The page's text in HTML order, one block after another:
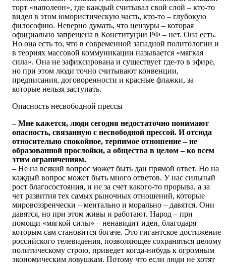
торт «наполеон», где каждый считывал свой слой – кто-то
видел в этом юмористическую часть, кто-то – глубокую
философию. Неверно думать, что цензуры – которая
официально запрещена в Конституции РФ – нет. Она есть.
Но она есть то, что в современной западной политологии и
в теориях массовой коммуникации называется «мягкая
сила». Она не зафиксирована и существует где-то в эфире,
но при этом люди точно считывают конвенции,
предписания, договоренности и красные флажки, за
которые нельзя заступать.
Опасность несвободной прессы
– Мне кажется, люди сегодня недостаточно понимают
опасность, связанную с несвободной прессой. И отсюда
относительно спокойное, терпимое отношение – не
образованной прослойки, а общества в целом – ко всем
этим ограничениям.
– Не на всякий вопрос может быть дан прямой ответ. Но на
каждый вопрос может быть много ответов. У нас сильный
рост благосостояния, и не за счет какого-то прорыва, а за
чет развития тех самых рыночных отношений, которые
мировоззренчески – ментально и морально – давятся. Они
давятся, но при этом живы и работают. Народ – при
помощи «мягкой силы» – ненавидит идеи, благодаря
которым сам становится богаче. Это гигантское достижение
российского телевидения, позволяющее сохраняться целому
политическому строю, приведет когда-нибудь к огромным
экономическим ловушкам. Потому что если люди не хотят